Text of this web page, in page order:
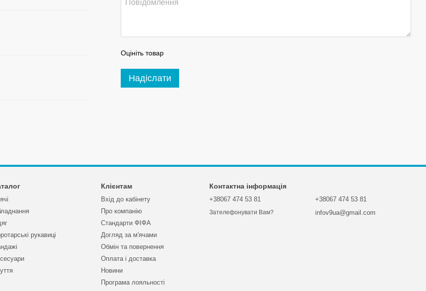
Оцініть товар
Надіслати
рукавиці
Клієнтам
Вхід до кабінету
Про компанію
Стандарти ФІФА
Догляд за м'ячами
Обмін та повернення
Оплата і доставка
Новини
Програма лояльності
Контактна інформація
+38067 474 53 81
Зателефонувати Вам?
+38067 474 53 81
infov9ua@gmail.com